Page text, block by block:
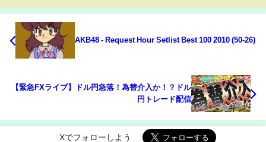
AKB48 - Request Hour Setlist Best 100 2010 (50-26)
【緊急FXライブ】ドル円急落！為替介入か！？ドル
円トレード配信
Xでフォローしよう